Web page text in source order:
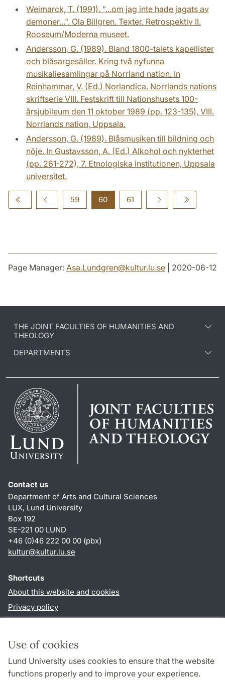
Use of cookies
Lund University uses cookies to ensure that the website
functions properly and to improve your experience.
Weimarck, T. (1991). "...om jag inte hade jagats av
demoner...". Ola Billgren. Texter. Retrospektiv II.
Rooseum/Moderna museet.
Andersson, G. (1989). Bland 1800-talets kapellister
och blåsargesäller. Kring två nyfunna
musikaliesamlingar på Norrland nation. In
Reinhammar, V. (Ed.) Norlandica. Norrlands nations
skriftserie VIII. Festskrift till Nationshusets 100-
årsjubileum den 11 oktober 1989 (pp. 123-135), VIII.
Norrlands nation, Uppsala.
Andersson, G. (1989). Blåsmusiken till bildning och
nöje. In Gustavsson, A. (Ed.) Alkohol och nykterhet
(pp. 261-272), 7. Etnologiska institutionen, Uppsala
universitet.
59 60 61
Page Manager: Asa.Lundgren@kultur.lu.se | 2020-06-12
THE JOINT FACULTIES OF HUMANITIES AND
THEOLOGY
DEPARTMENTS
Contact us
Department of Arts and Cultural Sciences
LUX, Lund University
Box 192
SE-221 00 LUND
+46 (0)46 222 00 00 (pbx)
kultur@kultur.lu.se
Shortcuts
About this website and cookies
Privacy policy
Follow us in social media